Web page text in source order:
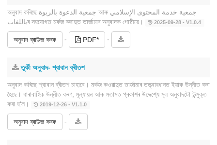
অনুবাদ কৰিছে جمعية الدعوة بالربوة আৰু جمعية خدمة المحتوى الإسلامي
باللغاتৰ সহযোগত মৰ্কজ ৰুৱাদুত তাৰ্জামাৰ অনুবাদক গোষ্ঠীয়ে।
2025-09-28 - V1.0.4
অনুবাদ ব্ৰাউজ কৰক - PDF* -
তুৰ্কী অনুবাদ- শ্বাবান ব্ৰীতশ
অনুবাদ কৰিছে শ্বাবান ব্ৰীতশ চাহাবে। মৰ্কজ ৰুওৱাদুত তাৰ্জামাৰ তত্ত্বাৱধানত ইয়াক উন্নীত কৰা
হৈছে। ধাৰাবাহিক উন্নীত কৰণ, মূল্যায়ন আৰু মতামত প্ৰকাশৰ উদ্দেশ্যে মূল অনুবাদটো উন্মুক্ত
কৰা হ'ল।
2019-12-26 - V1.1.0
অনুবাদ ব্ৰাউজ কৰক -